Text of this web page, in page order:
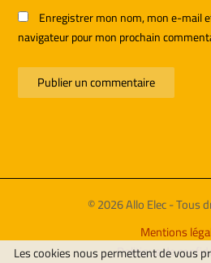
Enregistrer mon nom, mon e-mail
navigateur pour mon prochain
© 2026 Allo Elec - Tous
Mentions
Politique de
Les cookies nous permettent de vous